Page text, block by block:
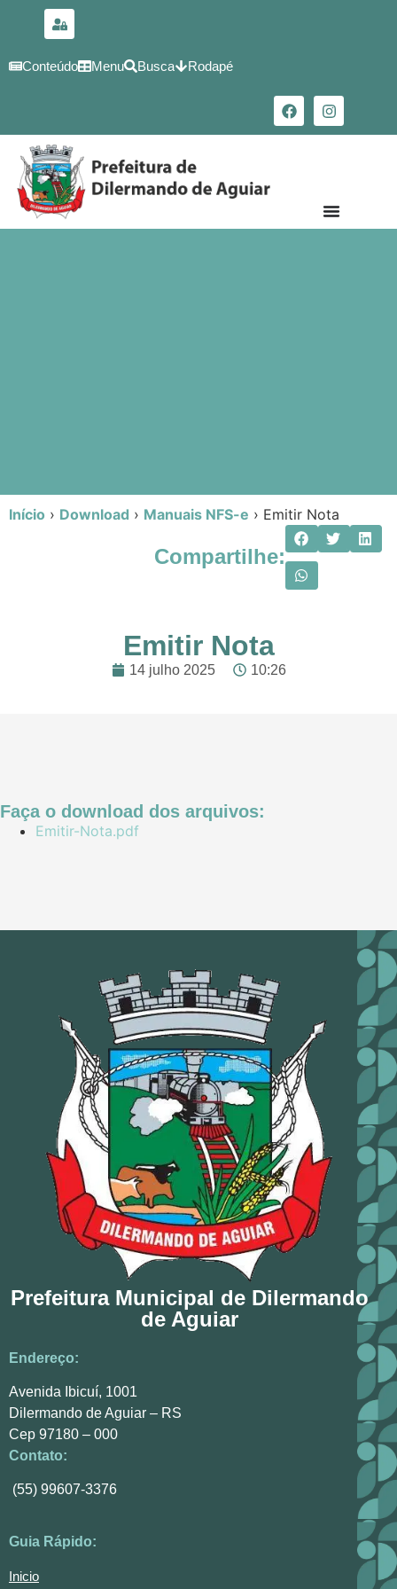
conteúdo
Conteúdo Menu Busca Rodapé
Início › Download › Manuais NFS-e › Emitir Nota
Compartilhe:
Emitir Nota
14 julho 2025 10:26
Faça o download dos arquivos:
Emitir-Nota.pdf
Prefeitura Municipal de Dilermando
de Aguiar
Endereço:
Avenida Ibicuí, 1001
Dilermando de Aguiar – RS
Cep 97180 – 000
Contato:
(55) 99607-3376
Guia Rápido:
Inicio